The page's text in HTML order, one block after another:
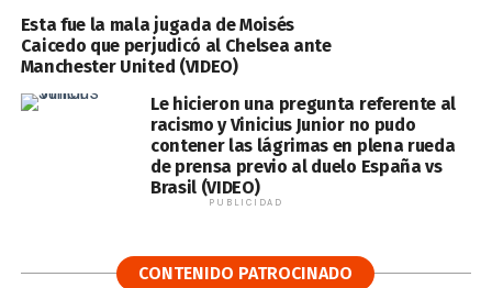
Esta fue la mala jugada de Moisés
Caicedo que perjudicó al Chelsea ante
Manchester United (VIDEO)
Le hicieron una pregunta referente al
racismo y Vinicius Junior no pudo
contener las lágrimas en plena rueda
de prensa previo al duelo España vs
Brasil (VIDEO)
PUBLICIDAD
CONTENIDO PATROCINADO